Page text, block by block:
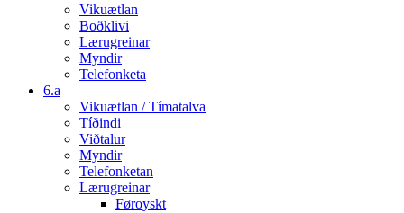
Vikuætlan
Boðklivi
Lærugreinar
Myndir
Telefonketa
6.a
Vikuætlan / Tímatalva
Tíðindi
Viðtalur
Myndir
Telefonketan
Lærugreinar
Føroyskt